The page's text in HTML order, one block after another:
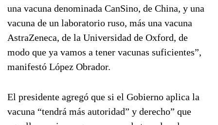
una vacuna denominada CanSino, de China, y una
vacuna de un laboratorio ruso, más una vacuna
AstraZeneca, de la Universidad de Oxford, de
modo que ya vamos a tener vacunas suficientes”,
manifestó López Obrador.
El presidente agregó que si el Gobierno aplica la
vacuna “tendrá más autoridad” y derecho” que